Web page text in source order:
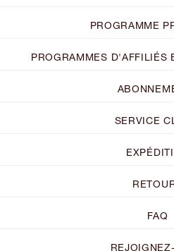
PROGRAMME
PROGRAMMES D'AFFILIÉS
SERVICE
FAQ